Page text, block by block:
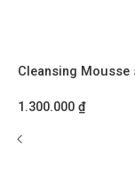
Cleansing
1.300.000 ₫